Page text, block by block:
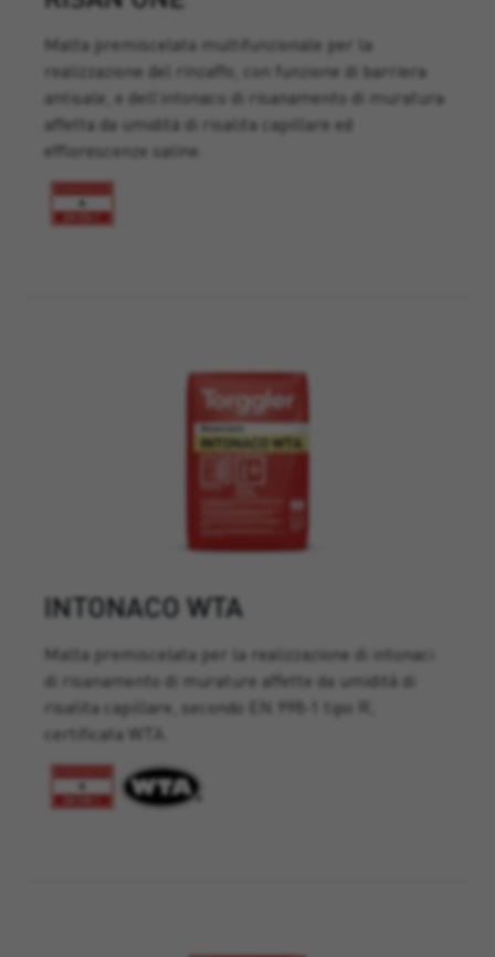
Malta premiscelata multifunzionale per la
realizzazione del rinzaffo, con funzione di barriera
antisale, e dell’intonaco di risanamento di muratura
affetta da umidità di risalita capillare ed
efflorescenze saline.
INTONACO WTA
Malta premiscelata per la realizzazione di intonaci
di risanamento di murature affette da umidità di
risalita capillare, secondo EN 998-1 tipo R,
certificata WTA.